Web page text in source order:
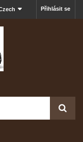
Přihlásit se